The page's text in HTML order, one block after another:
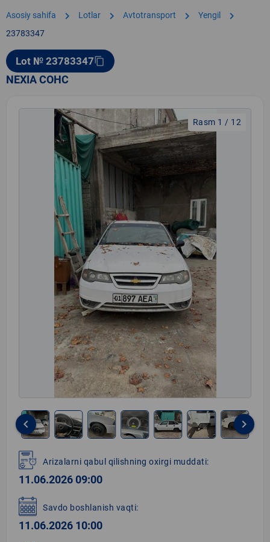
Asosiy sahifa chevron_right Lotlar chevron_right Avtotransport chevron_right Yengil chevron_right
23783347
Lot № 23783347content_copy
NEXIA COHC
Rasm 1 / 12
1
of
12
keyboard_arrow_left keyboard_arrow_right
Arizalarni qabul qilishning oxirgi muddati:
11.06.2026 09:00
Savdo boshlanish vaqti:
11.06.2026 10:00